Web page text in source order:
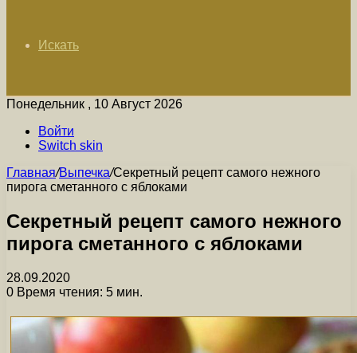
Искать
Понедельник , 10 Август 2026
Войти
Switch skin
Главная/Выпечка/Секретный рецепт самого нежного
пирога сметанного с яблоками
Секретный рецепт самого нежного
пирога сметанного с яблоками
28.09.2020
0 Время чтения: 5 мин.